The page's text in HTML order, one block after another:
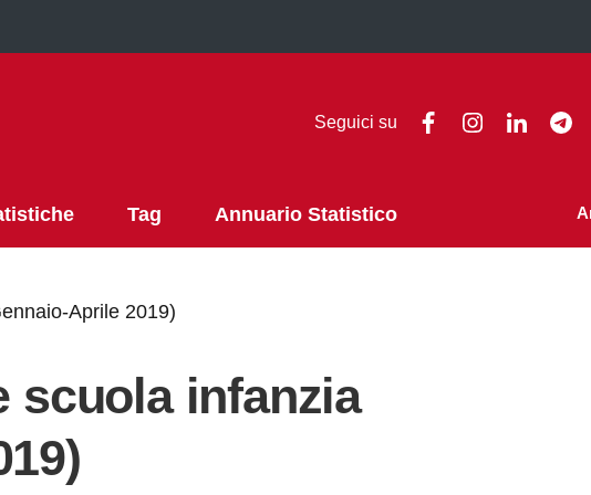
Seguici su FacebookInstagram
Tag Annuario Statistico
Aprile 2019)
scuola infanzia